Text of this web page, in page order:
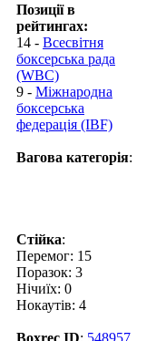
Позиції в
рейтингах:
14 - Всесвітня
боксерська рада
(WBC)
9 - Міжнародна
боксерська
федерація (IBF)
Вагова категорія:
Стійка:
Перемог: 15
Поразок: 3
Нічиїх: 0
Нокаутів: 4
Boxrec ID: 548957